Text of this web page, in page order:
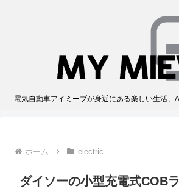
電気自動車アイミーブが身近にある楽しい生活、
ホーム electric
ダイソーの小型充電式COB